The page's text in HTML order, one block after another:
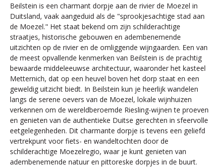
Beilstein is een charmant dorpje aan de rivier de Moezel in
Duitsland, vaak aangeduid als de "sprookjesachtige stad aan
de Moezel." Het staat bekend om zijn schilderachtige
straatjes, historische gebouwen en adembenemende
uitzichten op de rivier en de omliggende wijngaarden. Een van
de meest opvallende kenmerken van Beilstein is de prachtig
bewaarde middeleeuwse architectuur, waaronder het kasteel
Metternich, dat op een heuvel boven het dorp staat en een
geweldig uitzicht biedt. In Beilstein kun je heerlijk wandelen
langs de serene oevers van de Moezel, lokale wijnhuizen
verkennen om de wereldberoemde Riesling-wijnen te proeven
en genieten van de authentieke Duitse gerechten in sfeervolle
eetgelegenheden. Dit charmante dorpje is tevens een geliefd
vertrekpunt voor fiets- en wandeltochten door de
schilderachtige Moezelregio, waar je kunt genieten van
adembenemende natuur en pittoreske dorpjes in de buurt.